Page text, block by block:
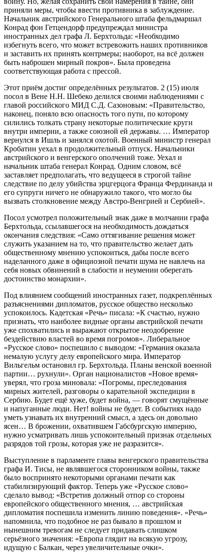
приняли меры, чтобы ввести противника в заблуждение.
Начальник австрийского Генерального штаба фельдмаршал
Конрад фон Гетцендорф предупреждал министра
иностранных дел графа Л. Берхтольда: «Необходимо
избегнуть всего, что может встревожить наших противников
и заставить их принять контрмеры; наоборот, на всё должен
быть наброшен мирный покров». Была проведена
соответствующая работа с прессой.
Этот приём достиг определённых результатов. 2 (15) июля
посол в Вене Н.Н. Шебеко делился своими наблюдениями с
главой российского МИД С.Д. Сазоновым: «Правительство,
наконец, поняло всю опасность того пути, по которому
силились толкать страну некоторые политические круги
внутри империи, а также союзной ей державы. … Император
вернулся в Ишль и занялся охотой. Военный министр генерал
Кробатин уехал в продолжительный отпуск. Начальники
австрийского и венгерского ополчений тоже. Уехал и
начальник штаба генерал Конрад. Одним словом, всё
заставляет предполагать, что ведущееся в строгой тайне
следствие по делу убийства эрцгерцога Франца Фердинанда и
его супруги ничего не обнаружило такого, что могло бы
вызвать столкновение между Австро-Венгрией и Сербией».
Посол усмотрел положительный знак даже в молчании графа
Берхтольда, ссылавшегося на необходимость дождаться
окончания следствия: «Само оттягивание решения может
служить указанием на то, что правительство желает дать
общественному мнению успокоиться, дабы после всего
наделанного даже в официозной печати шума не навлечь на
себя новых обвинений в слабости и неумении оберегать
достоинство монархии».
Под влиянием сообщений иностранных газет, подкреплённых
разъяснениями дипломатов, русское общество несколько
успокоилось. Кадетская «Речь» писала: «К счастью, нужно
признать, что наиболее видные органы австрийской печати
уже спохватились и выражают открытое неодобрение
бездействию властей во время погромов». Либеральное
«Русское слово» поспешило с выводом: «Германия оказала
немалую услугу делу европейского мира. Император
Вильгельм остановил гр. Берхтольда. Планы венской военной
партии… рухнули». Орган националистов «Новое время»
уверял, что гроза миновала: «Погромы, преследования
мирных жителей, разговоры о карательной экспедиции в
Сербию. Будет ещё хуже, будет война, — говорят смущённые
и напуганные люди. Нет! войны не будет. В событиях надо
уметь узнавать их внутренний смысл, а здесь он довольно
ясен… В брожении, охватившем Габсбургскую империю,
нужно усматривать лишь успокоительный признак отдельных
разрядов той грозы, которая уже не разразится».
Выступление в парламенте главы венгерского правительства
графа И. Тисы, не являвшегося сторонником войны, также
было воспринято некоторыми органами печати как
стабилизирующий фактор. Теперь уже «Русское слово»
сделало вывод: «Встретив должный отпор со стороны
европейского общественного мнения, … австрийская
дипломатия поспешила изменить линию поведения». «Речь»
напомнила, что подобное не раз бывало в прошлом и
нынешним тревогам не следует придавать слишком
серьёзного значения: «Европа глядит на всякую угрозу,
идущую с Балкан, через увеличительные очки».